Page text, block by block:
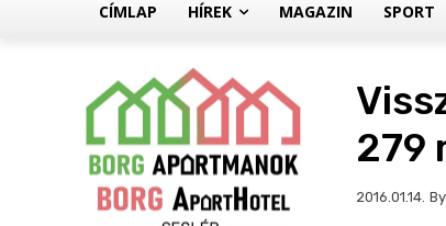
CÍMLAP HÍREK MAGAZIN SPORT
279
2016.01.14. By